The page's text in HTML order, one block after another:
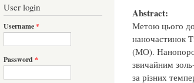
User login
Username*
Password *
Abstract:
Метою цього
наночастинок
(МО).
звичайним
за різних